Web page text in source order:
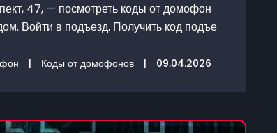
47, — посмотреть коды от домофон
Войти в подъезд. Получить код подъе
| Коды от домофонов | 09.04.2026